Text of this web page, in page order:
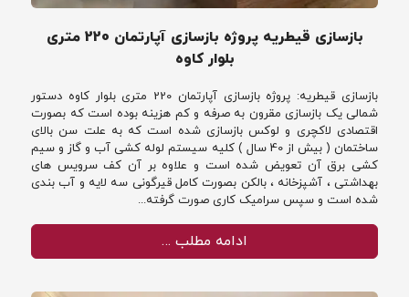
بازسازی قیطریه پروژه بازسازی آپارتمان 220 متری
بلوار کاوه
بازسازی قیطریه: پروژه بازسازی آپارتمان 220 متری بلوار کاوه دستور
شمالی یک بازسازی مقرون به صرفه و کم هزینه بوده است که بصورت
اقتصادی لاکچری و لوکس بازسازی شده است که به علت سن بالای
ساختمان ( بیش از 40 سال ) کلیه سیستم لوله کشی آب و گاز و سیم
کشی برق آن تعویض شده است و علاوه بر آن کف سرویس های
بهداشتی ، آشپزخانه ، بالکن بصورت کامل قیرگونی سه لایه و آب بندی
شده است و سپس سرامیک کاری صورت گرفته...
ادامه مطلب …